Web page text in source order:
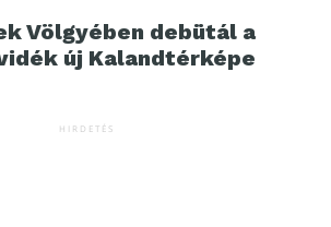
Völgyében debütál a
új Kalandtérképe
HIRDETÉS